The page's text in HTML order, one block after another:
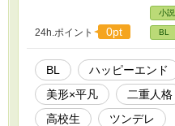
24h.ポイント 0pt
小説
BL
BL ハッピーエンド
美形×平凡
二重人格
高校生
ツンデレ